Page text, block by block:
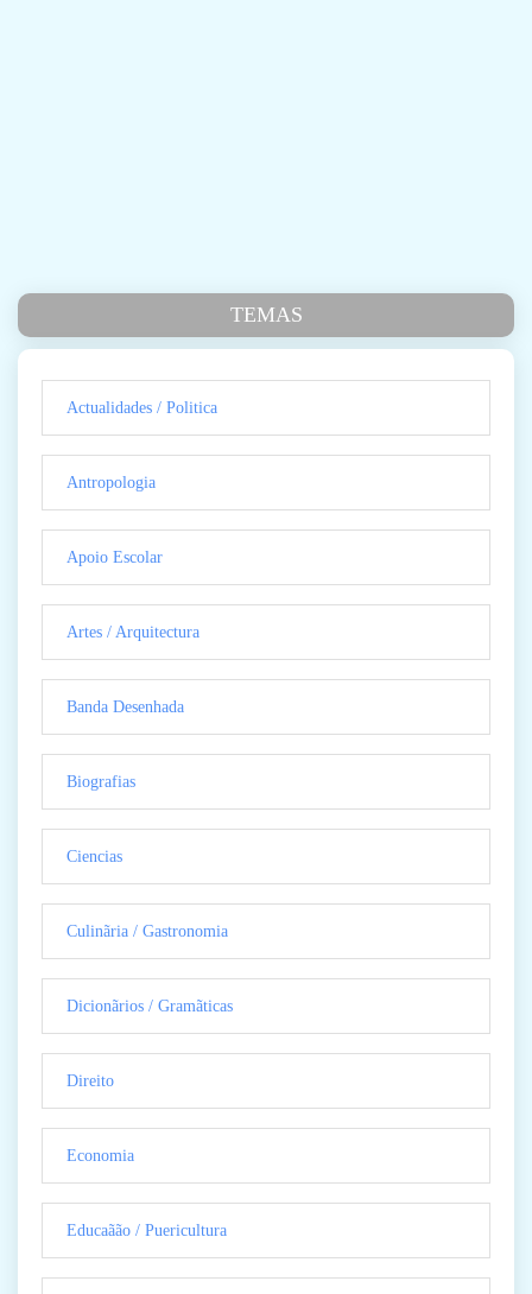
TEMAS
Actualidades / Politica
Antropologia
Apoio Escolar
Artes / Arquitectura
Banda Desenhada
Biografias
Ciencias
Culinãria / Gastronomia
Dicionãrios / Gramãticas
Direito
Economia
Educaãão / Puericultura